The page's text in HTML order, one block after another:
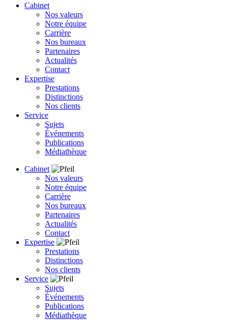
Cabinet
Nos valeurs
Notre équipe
Carrière
Nos bureaux
Partenaires
Actualités
Contact
Expertise
Prestations
Distinctions
Nos clients
Service
Sujets
Événements
Publications
Médiathèque
Cabinet
Nos valeurs
Notre équipe
Carrière
Nos bureaux
Partenaires
Actualités
Contact
Expertise
Prestations
Distinctions
Nos clients
Service
Sujets
Événements
Publications
Médiathèque